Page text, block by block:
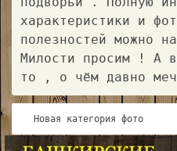
характеристики и
полезностей можно
Милости просим ! А
то , о чём давно
Новая категория фото